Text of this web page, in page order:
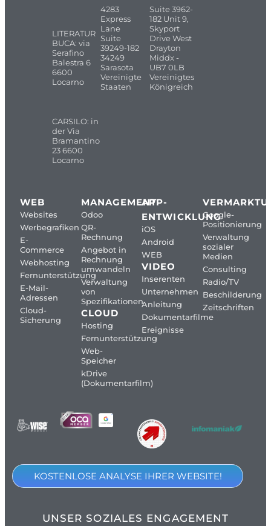
LITERATUR
BUCA: via
Serafino
Balestra 6
6600
Locarno
CARSILO: in
der Via
Bramantino
23 6600
Locarno
4283
Express
Lane
Suite
39249-182
34249
Sarasota
Vereinigte
Staaten
Suite 3962-
182 Unit 9,
Skyport
Drive West
Drayton
Middx -
UB7 0LB
Vereinigtes
Königreich
WEB
Websites
Werbegrafiken
E-
Commerce
Webhosting
Fernunterstützung
E-Mail-
Adressen
Cloud-
Sicherung
MANAGEMENT
Odoo
QR-
Rechnung
Angebot in
Rechnung
umwandeln
Verwaltung
von
Spezifikationen
CLOUD
Hosting
Fernunterstützung
Web-
Speicher
kDrive
(Dokumentarfilm)
APP-
ENTWICKLUNG
iOS
Android
WEB
VIDEO
Inserenten
Unternehmen
Anleitung
Dokumentarfilme
Ereignisse
Google-
Positionierung
Verwaltung
sozialer
Medien
Consulting
Radio/TV
Beschilderung
Zeitschriften
KOSTENLOSE ANALYSE IHRER WEBSITE!
UNSER SOZIALES ENGAGEMENT